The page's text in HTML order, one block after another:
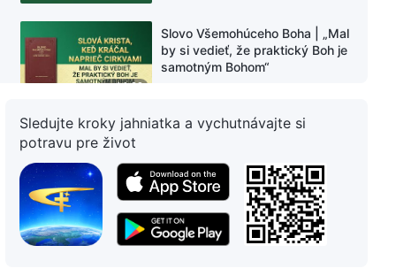
16:38
Slovo Všemohúceho Boha | „Mal
by si vedieť, že praktický Boh je
samotným Bohom“
18:49
Slovo Všemohúceho Boha | Len
vlastníctvom reality
Slovo Všemohúceho Boha |
Poznanie dnešného Božieho
Sledujte kroky jahniatka a vychutnávajte si
potravu pre život